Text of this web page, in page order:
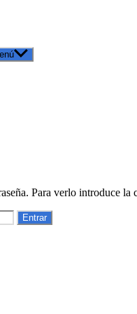
Para verlo introduce la